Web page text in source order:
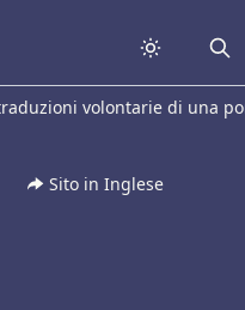
volontarie di una
Sito in Inglese